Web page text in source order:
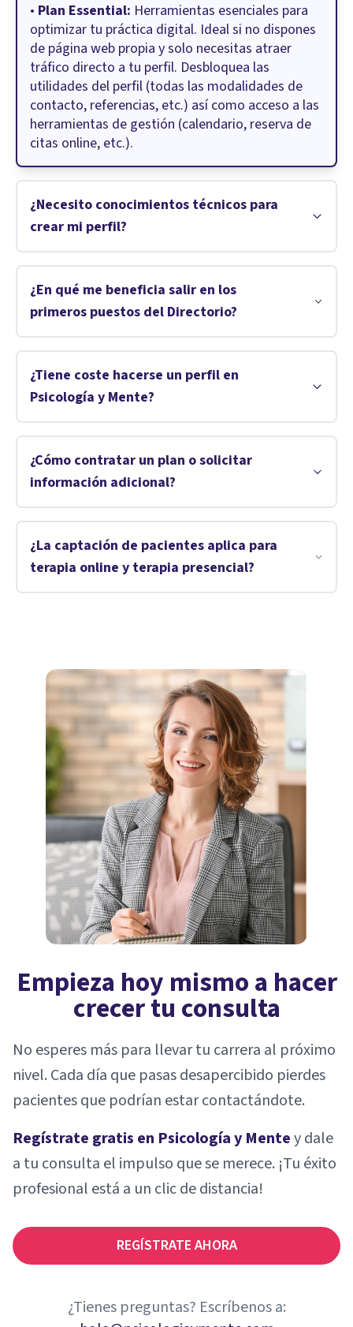
• Plan Essential: Herramientas esenciales para
optimizar tu práctica digital. Ideal si no dispones
de página web propia y solo necesitas atraer
tráfico directo a tu perfil. Desbloquea las
utilidades del perfil (todas las modalidades de
contacto, referencias, etc.) así como acceso a las
herramientas de gestión (calendario, reserva de
citas online, etc.).
¿Necesito conocimientos técnicos para
crear mi perfil?
¿En qué me beneficia salir en los
primeros puestos del Directorio?
¿Tiene coste hacerse un perfil en
Psicología y Mente?
¿Cómo contratar un plan o solicitar
información adicional?
¿La captación de pacientes aplica para
terapia online y terapia presencial?
Empieza hoy mismo a hacer
crecer tu consulta
No esperes más para llevar tu carrera al próximo
nivel. Cada día que pasas desapercibido pierdes
pacientes que podrían estar contactándote.
Regístrate gratis en Psicología y Mentey dale
a tu consulta el impulso que se merece. ¡Tu éxito
profesional está a un clic de distancia!
REGÍSTRATE AHORA
¿Tienes preguntas? Escríbenos a: